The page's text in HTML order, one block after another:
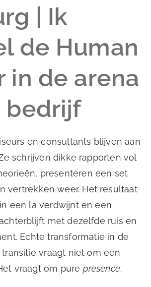
| Ik
de Human
in de arena
bedrijf
en consultants blijven aan
schrijven dikke rapporten vol
presenteren een set
vertrekken weer. Het resultaat
een la verdwijnt en een
met dezelfde ruis en
Echte transformatie in de
vraagt niet om een
vraagt om pure presence.